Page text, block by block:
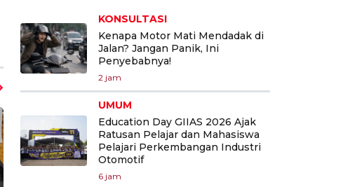
KONSULTASI
Kenapa Motor Mati Mendadak di
Jalan? Jangan Panik, Ini
Penyebabnya!
2 jam
UMUM
Education Day GIIAS 2026 Ajak
Ratusan Pelajar dan Mahasiswa
Pelajari Perkembangan Industri
Otomotif
6 jam